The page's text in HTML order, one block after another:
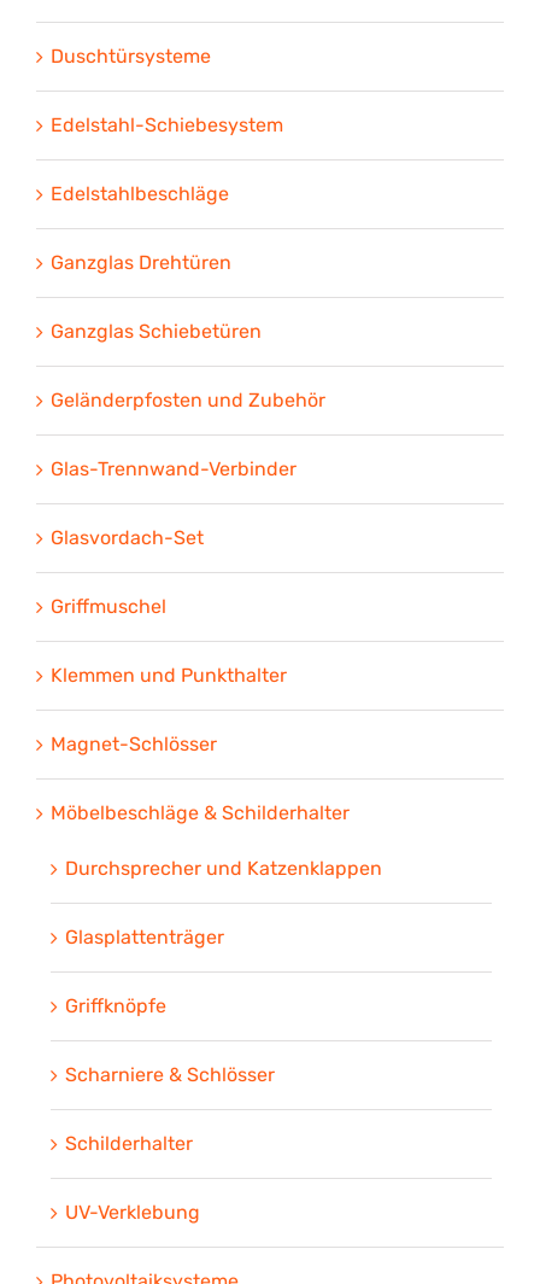
Duschtürsysteme
Edelstahl-Schiebesystem
Edelstahlbeschläge
Ganzglas Drehtüren
Ganzglas Schiebetüren
Geländerpfosten und Zubehör
Glas-Trennwand-Verbinder
Glasvordach-Set
Griffmuschel
Klemmen und Punkthalter
Magnet-Schlösser
Möbelbeschläge & Schilderhalter
Durchsprecher und Katzenklappen
Glasplattenträger
Griffknöpfe
Scharniere & Schlösser
Schilderhalter
UV-Verklebung